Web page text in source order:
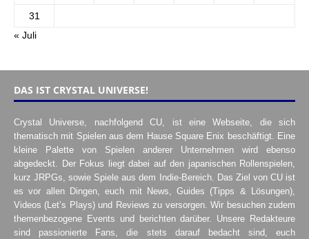
31
« Juli
DAS IST CRYSTAL UNIVERSE!
Crystal Universe, nachfolgend CU, ist eine Webseite, die sich
thematisch mit Spielen aus dem Hause Square Enix beschäftigt. Eine
kleine Palette von Spielen anderer Unternehmen wird ebenso
abgedeckt. Der Fokus liegt dabei auf den japanischen Rollenspielen,
kurz JRPGs, sowie Spiele aus dem Indie-Bereich. Das Ziel von CU ist
es vor allen Dingen, euch mit News, Guides (Tipps & Lösungen),
Videos (Let’s Plays) und Reviews zu versorgen. Wir besuchen zudem
themenbezogene Events und berichten darüber. Unsere Redakteure
sind passionierte Fans, die stets darauf bedacht sind, euch